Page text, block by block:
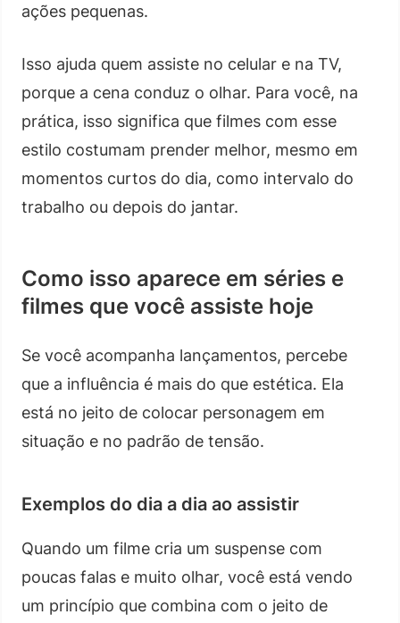
ações pequenas.
Isso ajuda quem assiste no celular e na TV,
porque a cena conduz o olhar. Para você, na
prática, isso significa que filmes com esse
estilo costumam prender melhor, mesmo em
momentos curtos do dia, como intervalo do
trabalho ou depois do jantar.
Como isso aparece em séries e
filmes que você assiste hoje
Se você acompanha lançamentos, percebe
que a influência é mais do que estética. Ela
está no jeito de colocar personagem em
situação e no padrão de tensão.
Exemplos do dia a dia ao assistir
Quando um filme cria um suspense com
poucas falas e muito olhar, você está vendo
um princípio que combina com o jeito de